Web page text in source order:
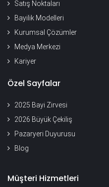
Satış Noktaları
Bayilik Modelleri
Kurumsal Çözümler
Medya Merkezi
Kariyer
Özel Sayfalar
2025 Bayi Zirvesi
2026 Büyük Çekiliş
Pazaryeri Duyurusu
Blog
Müşteri Hizmetleri